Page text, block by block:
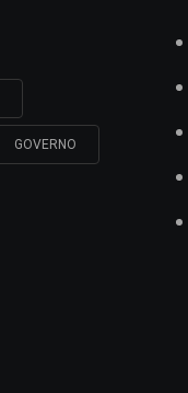
GOVERNO